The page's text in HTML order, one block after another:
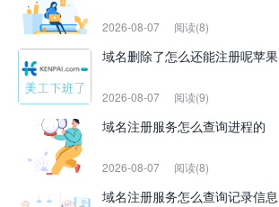
2026-08-07 阅读(8)
域名删除了怎么还能注册呢苹果
2026-08-07 阅读(9)
域名注册服务怎么查询进程的
2026-08-07 阅读(8)
域名注册服务怎么查询记录信息